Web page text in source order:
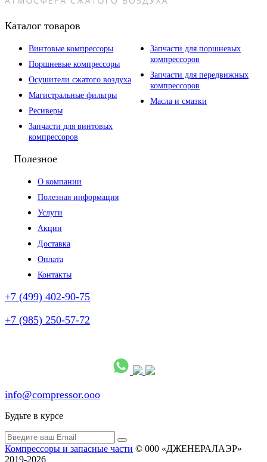
Каталог товаров
Винтовые компрессоры
Поршневые компрессоры
Осушители сжатого воздуха
Магистральные фильтры
Ресиверы
Запчасти для винтовых
компрессоров
Запчасти для поршневых
компрессоров
Запчасти для передвижных
компрессоров
Масла и смазки
Полезное
О компании
Полезная информация
Услуги
Акции
Доставка
Оплата
Контакты
+7 (499) 402-90-75
+7 (985) 250-57-72
info@compressor.ooo
Будьте в курсе
Компрессоры и запасные части © 000 «ДЖЕНЕРАЛАЭР»
2019-2026